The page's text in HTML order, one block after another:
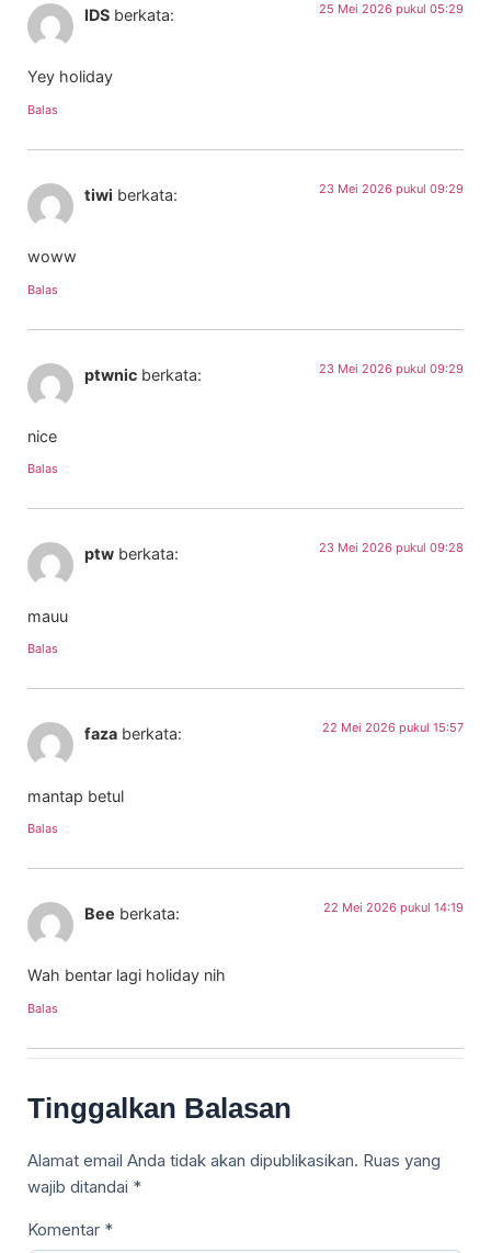
IDS berkata: 25 Mei 2026 pukul 05:29
Yey holiday
Balas
tiwi berkata: 23 Mei 2026 pukul 09:29
woww
Balas
ptwnic berkata: 23 Mei 2026 pukul 09:29
nice
Balas
ptw berkata: 23 Mei 2026 pukul 09:28
mauu
Balas
faza berkata: 22 Mei 2026 pukul 15:57
mantap betul
Balas
Bee berkata: 22 Mei 2026 pukul 14:19
Wah bentar lagi holiday nih
Balas
Tinggalkan Balasan
Alamat email Anda tidak akan dipublikasikan. Ruas yang
wajib ditandai *
Komentar *